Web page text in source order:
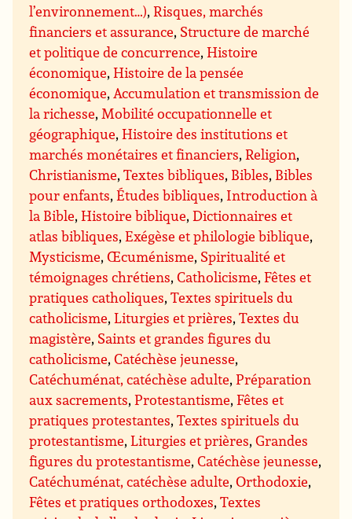
l’environnement…),Risques, marchés
financiers et assurance, Structure de marché
et politique de concurrence,Histoire
économique,Histoire de la pensée
économique, Accumulation et transmission de
la richesse, Mobilité occupationnelle et
géographique,Histoire des institutions et
marchés monétaires et financiers,Religion,
Christianisme,Textes bibliques, Bibles, Bibles
pour enfants,Études bibliques, Introduction à
la Bible,Histoire biblique,Dictionnaires et
atlas bibliques,Exégèse et philologie biblique,
Mysticisme,Œcuménisme, Spiritualité et
témoignages chrétiens,Catholicisme,Fêtes et
pratiques catholiques,Textes spirituels du
catholicisme,Liturgies et prières,Textes du
magistère, Saints et grandes figures du
catholicisme,Catéchèse jeunesse,
Catéchuménat, catéchèse adulte,Préparation
aux sacrements,Protestantisme,Fêtes et
pratiques protestantes,Textes spirituels du
protestantisme,Liturgies et prières,Grandes
figures du protestantisme,Catéchèse jeunesse,
Catéchuménat, catéchèse adulte,Orthodoxie,
Fêtes et pratiques orthodoxes,Textes